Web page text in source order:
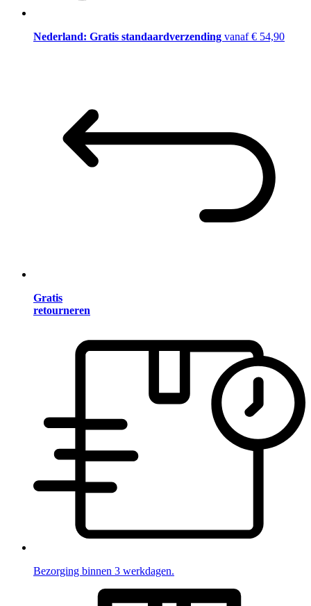
Nederland: Gratis standaardverzending vanaf € 54,90
Gratis
retourneren
Bezorging binnen 3 werkdagen.